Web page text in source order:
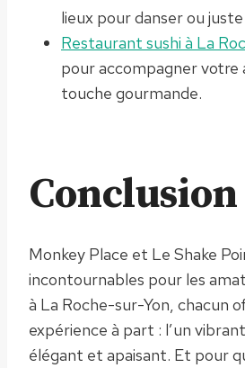
lieux pour danser ou
Restaurant sushi à La
pour accompagner votre
touche gourmande.
Conclusion
Monkey Place et Le Shake
incontournables pour les
à La Roche-sur-Yon, chacun
expérience à part : l’un
élégant et apaisant. Et pour